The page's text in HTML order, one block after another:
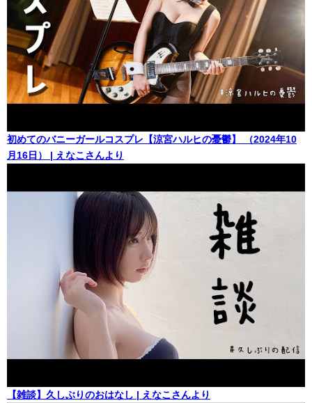
初めてのバニーガールコスプレ【涼宮ハルヒの憂鬱】 （2024年10
月16日） | えなこさんより
【雑談】久しぶりのおはなし | えなこさんより